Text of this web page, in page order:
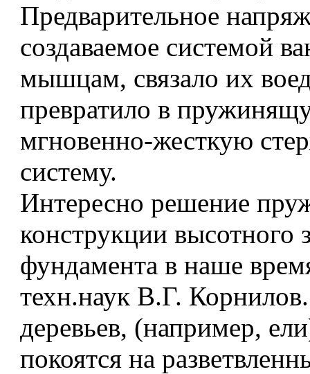
Предварительное
создаваемое системой
мышцам, связало их
превратило в
мгновенно-жесткую
систему.
Интересно решение
конструкции высотного
фундамента в наше
техн.наук В.Г.
деревьев, (например,
покоятся на